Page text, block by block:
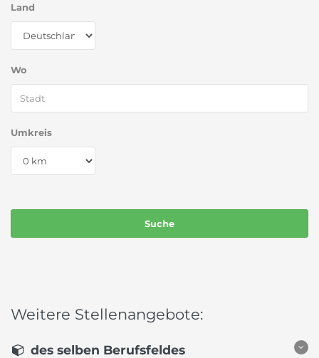
Land
Wo
Umkreis
Weitere Stellenangebote:
des selben Berufsfeldes